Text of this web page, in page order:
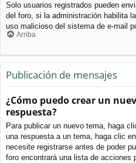
Solo usuarios registrados pueden
del foro, si la administración habilita
uso malicioso del sistema de e-mail
Arriba
Publicación de mensajes
¿Cómo puedo crear un
respuesta?
Para publicar un nuevo tema, haga
una respuesta a un tema, haga clic
necesite registrarse antes de poder
foro encontrará una lista de acciones